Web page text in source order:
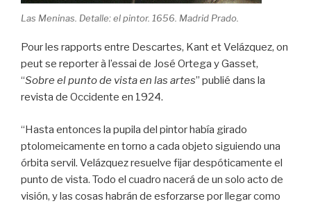
Las Meninas. Detalle: el pintor. 1656. Madrid Prado.
Pour les rapports entre Descartes, Kant et Velázquez, on
peut se reporter à l’essai de José Ortega y Gasset,
“Sobre el punto de vista en las artes” publié dans la
revista de Occidente en 1924.
“Hasta entonces la pupila del pintor había girado
ptolomeicamente en torno a cada objeto siguiendo una
órbita servil. Velázquez resuelve fijar despóticamente el
punto de vista. Todo el cuadro nacerá de un solo acto de
visión, y las cosas habrán de esforzarse por llegar como